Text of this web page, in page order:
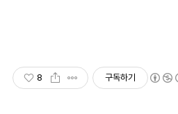
8 구독하기